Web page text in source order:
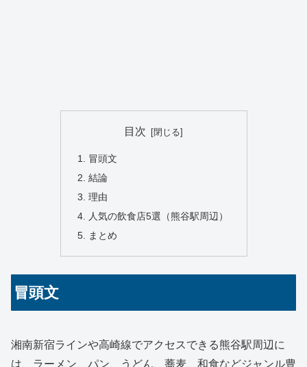
目次
冒頭文
結論
理由
人気の飲食店5選（熊谷駅周辺）
まとめ
冒頭文
湘南新宿ラインや高崎線でアクセスできる熊谷駅周辺に
は、ラーメン、パン、うどん、蕎麦、和食などジャンル豊